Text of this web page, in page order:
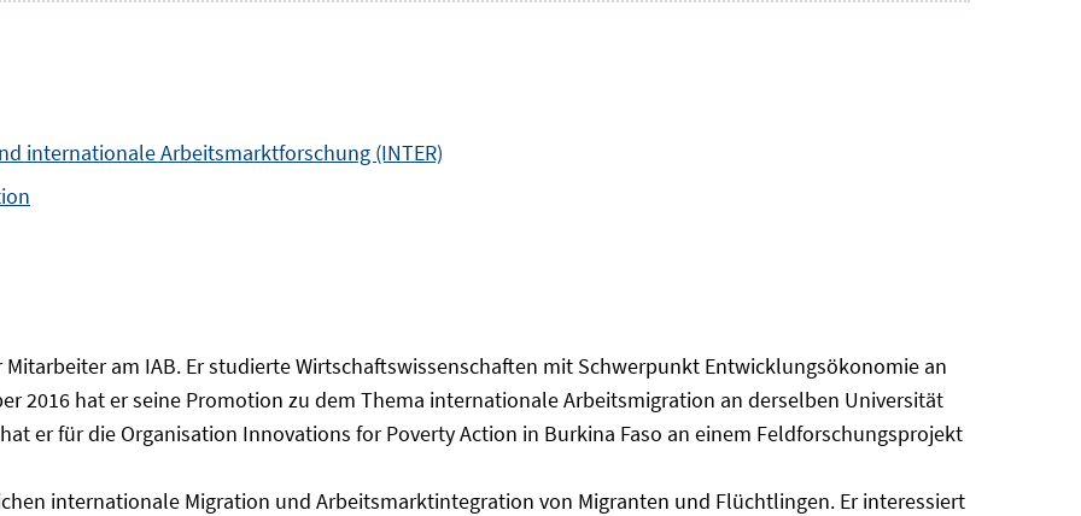
internationale Arbeitsmarktforschung (INTER)
Mitarbeiter am IAB. Er studierte Wirtschaftswissenschaften mit Schwerpunkt Entwicklungsökonomie an
2016 hat er seine Promotion zu dem Thema internationale Arbeitsmigration an derselben Universität
er für die Organisation Innovations for Poverty Action in Burkina Faso an einem Feldforschungsprojekt
internationale Migration und Arbeitsmarktintegration von Migranten und Flüchtlingen. Er interessiert